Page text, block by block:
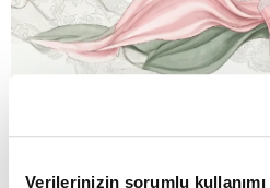
Verilerinizin sorumlu kullanımı